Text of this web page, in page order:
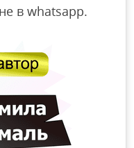
в whatsapp.